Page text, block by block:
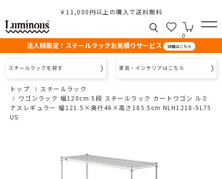
￥11,000円以上の購入で送料無料
0
法人様限定！スチールラックお見積りサービス 詳細はこちら
スチールラックを探す 家具・インテリアはこちら
トップ
スチールラック
ワゴンラック 幅120cm 5段 スチールラック カートワゴン ルミ
ナスレギュラー 幅121.5×奥行46×高さ185.5cm NLH1218-5L75
US